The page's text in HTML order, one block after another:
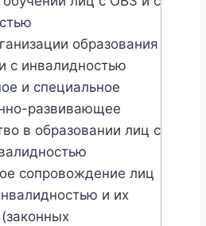
образования
с инвалидностью
и специальное
развивающее
в образовании лиц с
сопровождение лиц
и их